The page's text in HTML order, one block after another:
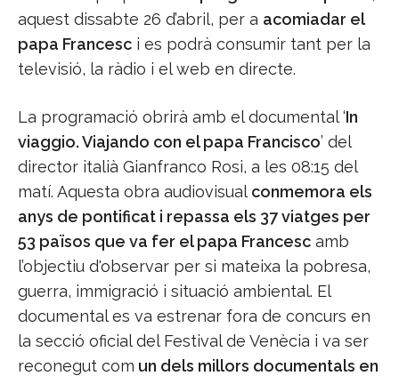
aquest dissabte 26 d’abril, per a acomiadar el
papa Francesc i es podrà consumir tant per la
televisió, la ràdio i el web en directe.
La programació obrirà amb el documental ‘In
viaggio. Viajando con el papa Francisco’ del
director italià Gianfranco Rosi, a les 08:15 del
matí. Aquesta obra audiovisual conmemora els
anys de pontificat i repassa els 37 viatges per
53 països que va fer el papa Francesc amb
l’objectiu d'observar per si mateixa la pobresa,
guerra, immigració i situació ambiental. El
documental es va estrenar fora de concurs en
la secció oficial del Festival de Venècia i va ser
reconegut com un dels millors documentals en